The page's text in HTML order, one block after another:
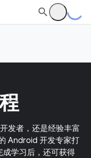
发者，还是经验丰富
Android 开发专家打
学习后，还可获得